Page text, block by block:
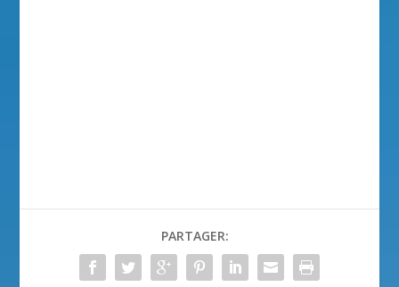
PARTAGER: